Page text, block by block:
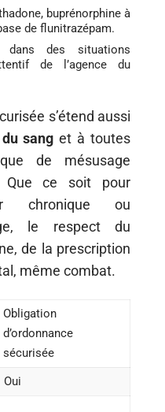
buprénorphine à
de flunitrazépam.
des situations
de l’agence du
s’étend aussi
sang et à toutes
de mésusage
Que ce soit pour
chronique ou
le respect du
de la prescription
même combat.
Obligation
d’ordonnance
sécurisée
Oui